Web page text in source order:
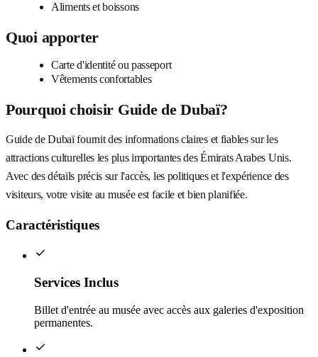
Aliments et boissons
Quoi apporter
Carte d'identité ou passeport
Vêtements confortables
Pourquoi choisir Guide de Dubaï?
Guide de Dubaï fournit des informations claires et fiables sur les
attractions culturelles les plus importantes des Émirats Arabes Unis.
Avec des détails précis sur l'accès, les politiques et l'expérience des
visiteurs, votre visite au musée est facile et bien planifiée.
Caractéristiques
Services Inclus
Billet d'entrée au musée avec accès aux galeries d'exposition
permanentes.